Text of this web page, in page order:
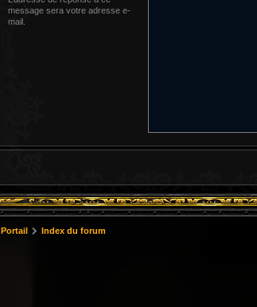
message sera votre adresse e-
mail.
Portail Index du forum